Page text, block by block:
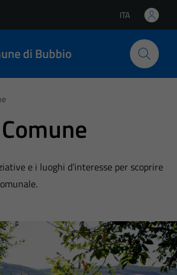
Lingua attiva:
ITA
di Bubbio
e i luoghi d’interesse per scoprire